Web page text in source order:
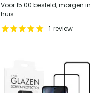
Voor 15:00 besteld, morgen in
huis
1 review